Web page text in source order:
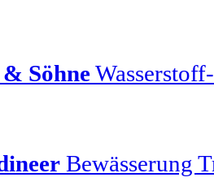
Söhne
Bewässerung